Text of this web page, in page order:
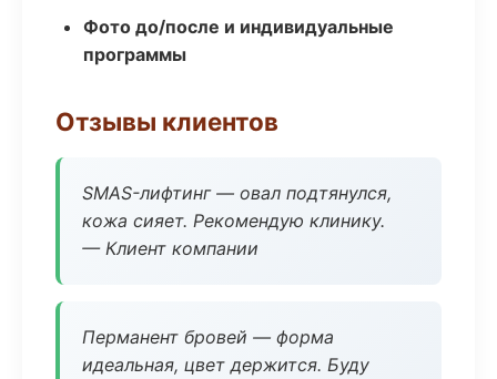
Фото до/после и индивидуальные
программы
Отзывы клиентов
SMAS-лифтинг — овал подтянулся,
кожа сияет. Рекомендую клинику.
— Клиент компании
Перманент бровей — форма
идеальная, цвет держится. Буду